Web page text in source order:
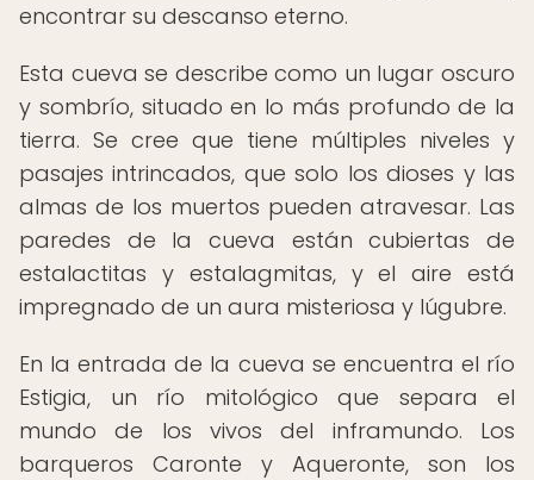
encontrar su descanso eterno.
Esta cueva se describe como un lugar oscuro
y sombrío, situado en lo más profundo de la
tierra. Se cree que tiene múltiples niveles y
pasajes intrincados, que solo los dioses y las
almas de los muertos pueden atravesar. Las
paredes de la cueva están cubiertas de
estalactitas y estalagmitas, y el aire está
impregnado de un aura misteriosa y lúgubre.
En la entrada de la cueva se encuentra el río
Estigia, un río mitológico que separa el
mundo de los vivos del inframundo. Los
barqueros Caronte y Aqueronte, son los